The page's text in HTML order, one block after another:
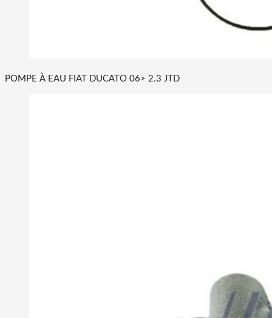
POMPE À EAU FIAT DUCATO 06> 2.3 JTD